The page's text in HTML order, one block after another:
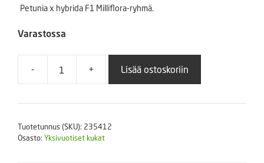
Petunia x hybrida F1 Milliflora-ryhmä.
Varastossa
-
Petunia
Blue
p.
+ Lisää ostoskoriin
Tuotetunnus (SKU): 235412
Osasto: Yksivuotiset kukat